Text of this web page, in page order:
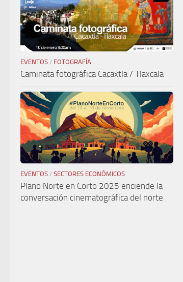
EVENTOS / FOTOGRAFÍA
Caminata fotográfica Cacaxtla / Tlaxcala
EVENTOS / SECTORES ECONÓMICOS
Plano Norte en Corto 2025 enciende la
conversación cinematográfica del norte